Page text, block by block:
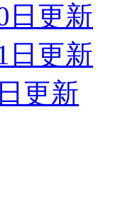
日更新
日更新
更新